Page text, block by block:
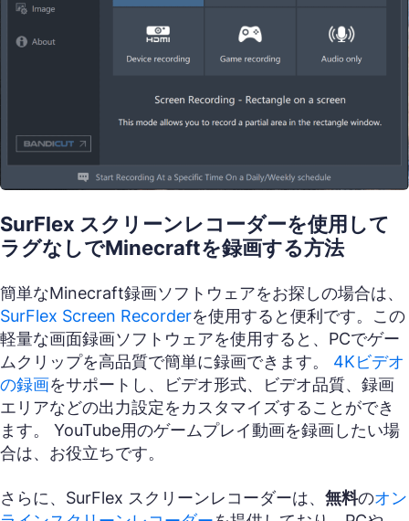
SurFlex スクリーンレコーダーを使用して
ラグなしでMinecraftを録画する方法
簡単なMinecraft録画ソフトウェアをお探しの場合は、
SurFlex Screen Recorderを使用すると便利です。この
軽量な画面録画ソフトウェアを使用すると、PCでゲー
ムクリップを高品質で簡単に録画できます。 4Kビデオ
の録画をサポートし、ビデオ形式、ビデオ品質、録画
エリアなどの出力設定をカスタマイズすることができ
ます。 YouTube用のゲームプレイ動画を録画したい場
合は、お役立ちです。
さらに、SurFlex スクリーンレコーダーは、 無料のオン